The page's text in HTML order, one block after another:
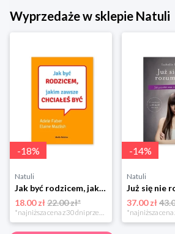
Wyprzedaże w sklepie Natuli
-18%
Natuli
Jak być rodzicem, jakim zawsze chciałeś być Media rodzina
18.00 zł22.00 zł*
*najniższa cena z 30 dni przed obniżką
-14%
Natuli
37.00 zł